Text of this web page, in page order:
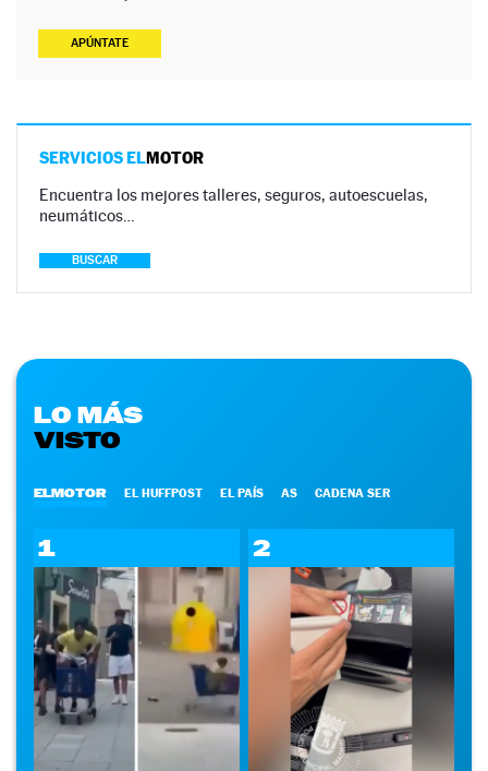
APÚNTATE
SERVICIOS ELMOTOR
Encuentra los mejores talleres, seguros, autoescuelas,
neumáticos…
BUSCAR
LO MÁS
VISTO
ELMOTOR EL HUFFPOST EL PAÍS AS CADENA SER
1 2